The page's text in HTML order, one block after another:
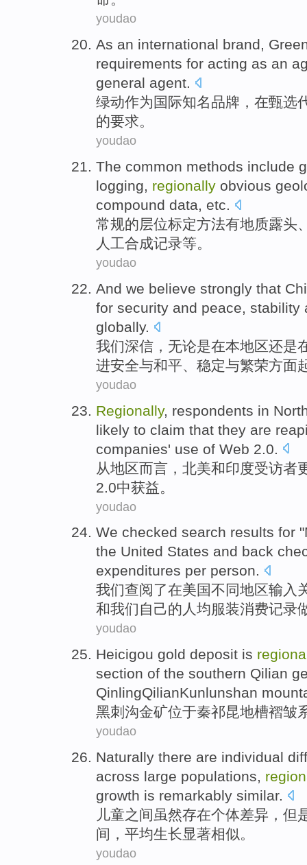
youdao
As an international brand,
requirements for acting as an
general agent.
绿动作为 国际知名品牌 ，在甄选
的要求。
youdao
The common methods include
logging, regionally obvious
compound data, etc.
常规的层位标定方法有地质露头
人工合成记录等。
youdao
And we believe strongly that
for security and peace, stability
globally.
我们深信 ，无论是在本地区还是
进安全与和平、 稳定与繁荣方面
youdao
Regionally, respondents in
likely to claim that they are
companies' use of Web 2.0.
从地区而言 ， 北美和印度受访者
2.0中获益 。
youdao
We checked search results for "
the United States and back
expenditures per person.
我们查阅了在美国不同地区输入
和我们 自己的 人均服装消费记录
youdao
Heicigou gold deposit is
section of the southern Qilian
QinlingQilianKunlunshan
黑刺沟金矿位于秦祁昆地槽褶皱
youdao
Naturally there are individual
across large populations,
growth is remarkably similar.
儿童之间虽然存在个体差异 ， 但
间， 平均生长显著相似。
youdao